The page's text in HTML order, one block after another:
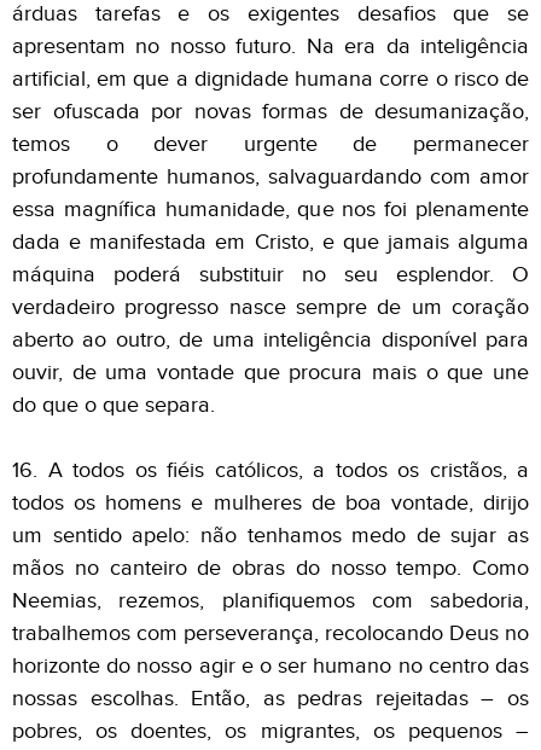
árduas tarefas e os exigentes desafios que se
apresentam no nosso futuro. Na era da inteligência
artificial, em que a dignidade humana corre o risco de
ser ofuscada por novas formas de desumanização,
temos o dever urgente de permanecer
profundamente humanos, salvaguardando com amor
essa magnífica humanidade, que nos foi plenamente
dada e manifestada em Cristo, e que jamais alguma
máquina poderá substituir no seu esplendor. O
verdadeiro progresso nasce sempre de um coração
aberto ao outro, de uma inteligência disponível para
ouvir, de uma vontade que procura mais o que une
do que o que separa.
16. A todos os fiéis católicos, a todos os cristãos, a
todos os homens e mulheres de boa vontade, dirijo
um sentido apelo: não tenhamos medo de sujar as
mãos no canteiro de obras do nosso tempo. Como
Neemias, rezemos, planifiquemos com sabedoria,
trabalhemos com perseverança, recolocando Deus no
horizonte do nosso agir e o ser humano no centro das
nossas escolhas. Então, as pedras rejeitadas – os
pobres, os doentes, os migrantes, os pequenos –